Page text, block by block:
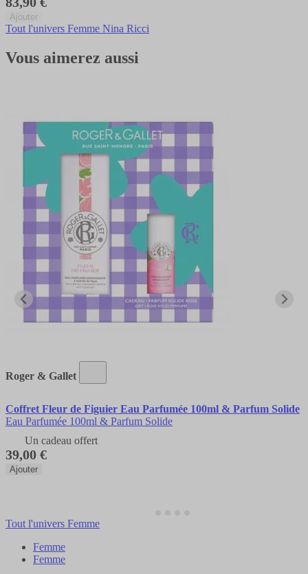
Ajouter
Tout l'univers Femme Nina Ricci
Vous aimerez aussi
Roger & Gallet
Coffret Fleur de Figuier Eau Parfumée 100ml & Parfum Solide
Eau Parfumée 100ml & Parfum Solide
Un cadeau offert
39,00 €
Ajouter
Tout l'univers Femme
Femme
Femme